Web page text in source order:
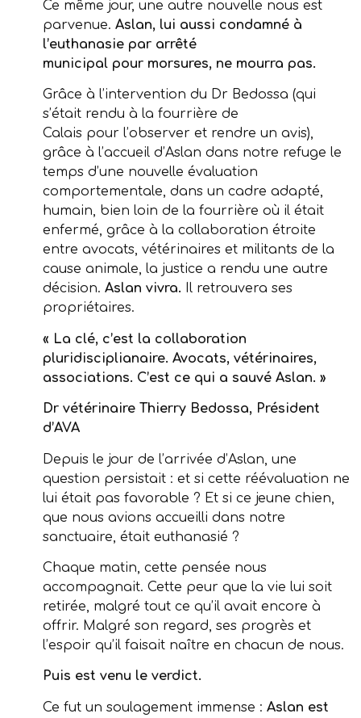
Ce même jour, une autre nouvelle nous est
parvenue. Aslan, lui aussi condamné à
l’euthanasie par arrêté
municipal pour morsures, ne mourra pas.
Grâce à l’intervention du Dr Bedossa (qui
s’était rendu à la fourrière de
Calais pour l’observer et rendre un avis),
grâce à l’accueil d’Aslan dans notre refuge le
temps d’une nouvelle évaluation
comportementale, dans un cadre adapté,
humain, bien loin de la fourrière où il était
enfermé, grâce à la collaboration étroite
entre avocats, vétérinaires et militants de la
cause animale, la justice a rendu une autre
décision. Aslan vivra. Il retrouvera ses
propriétaires.
« La clé, c’est la collaboration
pluridisciplianaire. Avocats, vétérinaires,
associations. C’est ce qui a sauvé Aslan. »
Dr vétérinaire Thierry Bedossa, Président
d’AVA
Depuis le jour de l’arrivée d’Aslan, une
question persistait : et si cette réévaluation ne
lui était pas favorable ? Et si ce jeune chien,
que nous avions accueilli dans notre
sanctuaire, était euthanasié ?
Chaque matin, cette pensée nous
accompagnait. Cette peur que la vie lui soit
retirée, malgré tout ce qu’il avait encore à
offrir. Malgré son regard, ses progrès et
l’espoir qu’il faisait naître en chacun de nous.
Puis est venu le verdict.
Ce fut un soulagement immense : Aslan est